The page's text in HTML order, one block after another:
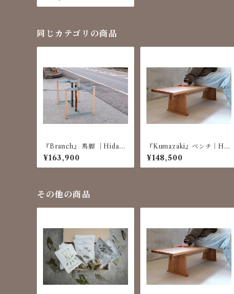
同じカテゴリの商品
『Branch』 馬脚 ｜Hidaku
ma Furniture
¥163,900
『Kumazaki』ベンチ｜Hid
akuma Furniture
¥148,500
その他の商品